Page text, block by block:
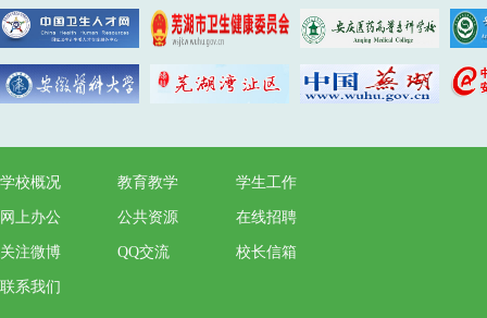
学校概况 教育教学 学生工作
网上办公 公共资源 在线招聘
关注微博 QQ交流 校长信箱
联系我们